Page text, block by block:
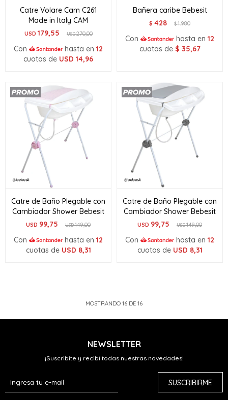
Catre Volare Cam C261
Made in Italy CAM
USD 179,55 USD270,00
Con hasta en 12
cuotas de USD 14,96
Bañera caribe Bebesit
$ 428 $1.980
Con hasta en 12
cuotas de $ 35,67
Catre de Baño Plegable con
Cambiador Shower Bebesit
USD 99,75 USD149,00
Con hasta en 12
cuotas de USD 8,31
Catre de Baño Plegable con
Cambiador Shower Bebesit
USD 99,75 USD149,00
Con hasta en 12
cuotas de USD 8,31
MOSTRANDO 16 DE 16
NEWSLETTER
¡Suscribite y recibí todas nuestras novedades!
SUSCRIBIRME